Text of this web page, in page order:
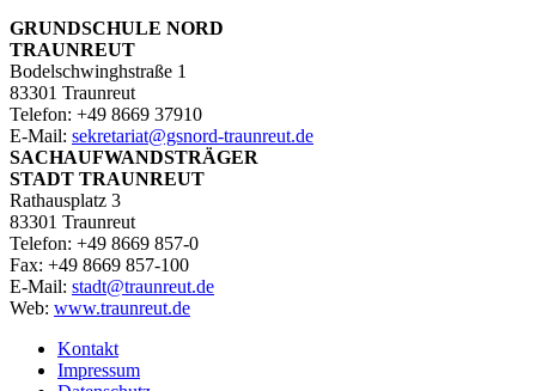
GRUNDSCHULE NORD
TRAUNREUT
Bodelschwinghstraße 1
83301 Traunreut
Telefon: +49 8669 37910
E‑Mail: sekretariat@gsnord-traunreut.de
SACHAUFWANDSTRÄGER
STADT TRAUNREUT
Rathausplatz 3
83301 Traunreut
Telefon: +49 8669 857-0
Fax: +49 8669 857-100
E‑Mail: stadt@traunreut.de
Web: www.traunreut.de
Kontakt
Impressum